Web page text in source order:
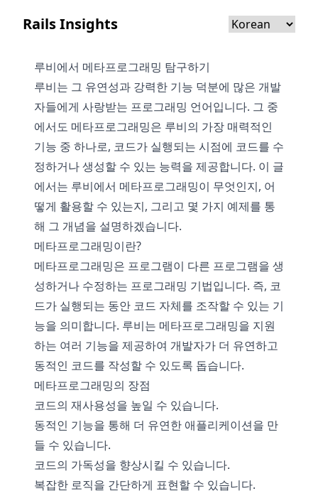
Rails Insights
루비에서 메타프로그래밍 탐구하기
루비는 그 유연성과 강력한 기능 덕분에 많은 개발
자들에게 사랑받는 프로그래밍 언어입니다. 그 중
에서도 메타프로그래밍은 루비의 가장 매력적인
기능 중 하나로, 코드가 실행되는 시점에 코드를 수
정하거나 생성할 수 있는 능력을 제공합니다. 이 글
에서는 루비에서 메타프로그래밍이 무엇인지, 어
떻게 활용할 수 있는지, 그리고 몇 가지 예제를 통
해 그 개념을 설명하겠습니다.
메타프로그래밍이란?
메타프로그래밍은 프로그램이 다른 프로그램을 생
성하거나 수정하는 프로그래밍 기법입니다. 즉, 코
드가 실행되는 동안 코드 자체를 조작할 수 있는 기
능을 의미합니다. 루비는 메타프로그래밍을 지원
하는 여러 기능을 제공하여 개발자가 더 유연하고
동적인 코드를 작성할 수 있도록 돕습니다.
메타프로그래밍의 장점
코드의 재사용성을 높일 수 있습니다.
동적인 기능을 통해 더 유연한 애플리케이션을 만
들 수 있습니다.
코드의 가독성을 향상시킬 수 있습니다.
복잡한 로직을 간단하게 표현할 수 있습니다.